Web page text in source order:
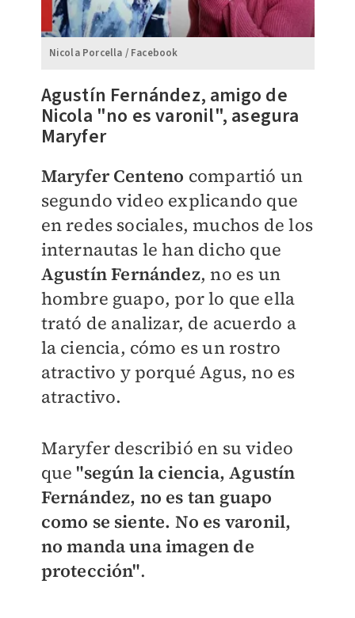
Nicola Porcella / Facebook
​Agustín Fernández, amigo de
Nicola "no es varonil", asegura
Maryfer
Maryfer Centeno compartió un
segundo video explicando que
en redes sociales, muchos de los
internautas le han dicho que
Agustín Fernández, no es un
hombre guapo, por lo que ella
trató de analizar, de acuerdo a
la ciencia, cómo es un rostro
atractivo y porqué Agus, no es
atractivo.
Maryfer describió en su video
que"según la ciencia, Agustín
Fernández, no es tan guapo
como se siente. No es varonil,
no manda una imagen de
protección".